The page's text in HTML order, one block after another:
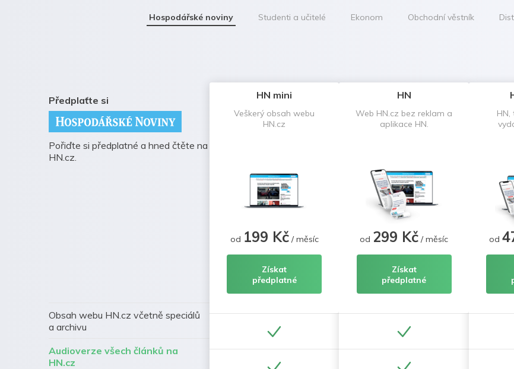
Hospodářské noviny Studenti a učitelé Ekonom Obchodní věstník
Předplaťte si
Pořiďte si předplatné a hned čtěte na
HN.cz.
Obsah webu HN.cz včetně speciálů
a archivu
Audioverze všech článků na
HN.cz
HN mini
Veškerý obsah webu
HN.cz
od 199 Kč/ měsíc
Získat
předplatné
HN
Web HN.cz bez reklam a
aplikace HN.
od 299 Kč / měsíc
Získat
předplatné
od